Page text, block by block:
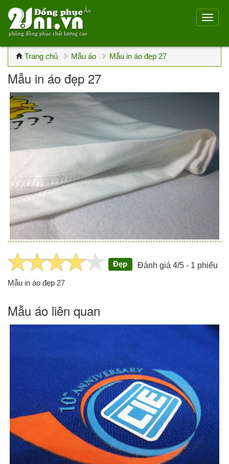
Áo
phông đồng phục chất lượng cao
Trang chủ Mẫu áo Mẫu in áo đẹp 27
Mẫu in áo đẹp 27
Đẹp Đánh giá 4/5 - 1 phiếu
Mẫu in áo đẹp 27
Mẫu áo liên quan